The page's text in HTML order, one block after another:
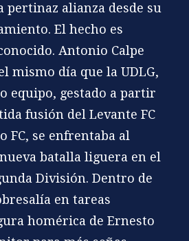
pertinaz alianza desde su
El hecho es
Antonio Calpe
mismo día que la UDLG,
equipo, gestado a partir
fusión del Levante FC
FC, se enfrentaba al
batalla liguera en el
División. Dentro de
en tareas
homérica de Ernesto